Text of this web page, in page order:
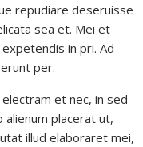
repudiare deseruisse
sea et. Mei et
in pri. Ad
per.
et nec, in sed
alienum placerat ut,
illud elaboraret mei,